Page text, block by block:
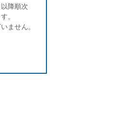
降順次
。
ません。